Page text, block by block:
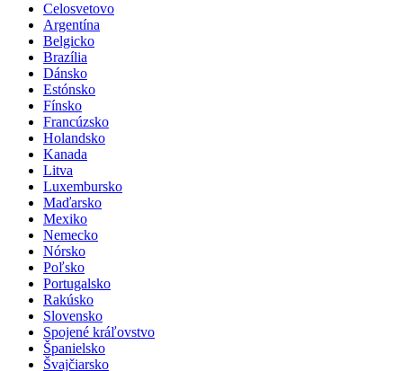
Celosvetovo
Argentína
Belgicko
Brazília
Dánsko
Estónsko
Fínsko
Francúzsko
Holandsko
Kanada
Litva
Luxembursko
Maďarsko
Mexiko
Nemecko
Nórsko
Poľsko
Portugalsko
Rakúsko
Slovensko
Spojené kráľovstvo
Španielsko
Švajčiarsko